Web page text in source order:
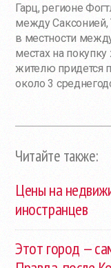
Гарц, регионе
между Саксонией,
в местности
местах на
жителю придется
около 3
Читайте также:
Цены на
иностранцев
Этот город —